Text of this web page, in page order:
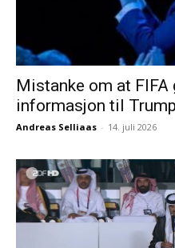
Mistanke om at
informasjon til
Andreas Selliaas - 14. juli 2026